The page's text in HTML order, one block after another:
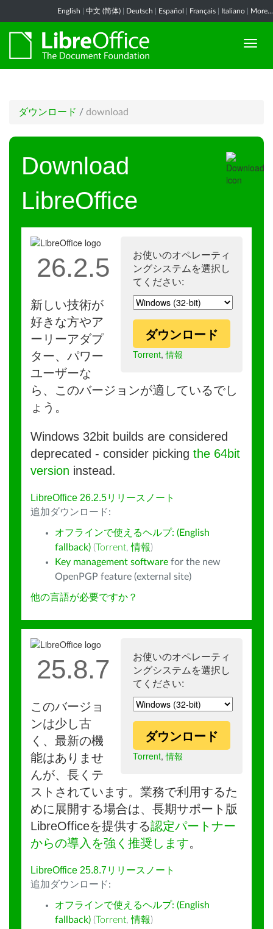
English 中文 (简体) Deutsch Español Français Italiano More...
ダウンロード / download
Download
LibreOffice
お使いのオペレーティ
ングシステムを選択し
てください:
ダウンロード
Torrent,情報
26.2.5
新しい技術が
好きな方やア
ーリーアダプ
ター、パワー
ユーザーな
ら、このバージョンが適しているでし
ょう。
Windows 32bit builds are considered
deprecated - consider picking the 64bit
version instead.
LibreOffice 26.2.5リリースノート
追加ダウンロード:
オフラインで使えるヘルプ: (English
fallback) (Torrent,情報)
Key management software for the new
OpenPGP feature (external site)
他の言語が必要ですか？
お使いのオペレーティ
ングシステムを選択し
てください:
ダウンロード
Torrent,情報
25.8.7
このバージョ
ンは少し古
く、最新の機
能はありませ
んが、長くテ
ストされています。業務で利用するた
めに展開する場合は、長期サポート版
LibreOfficeを提供する認定パートナー
からの導入を強く推奨します。
LibreOffice 25.8.7リリースノート
追加ダウンロード:
オフラインで使えるヘルプ: (English
fallback) (Torrent,情報)